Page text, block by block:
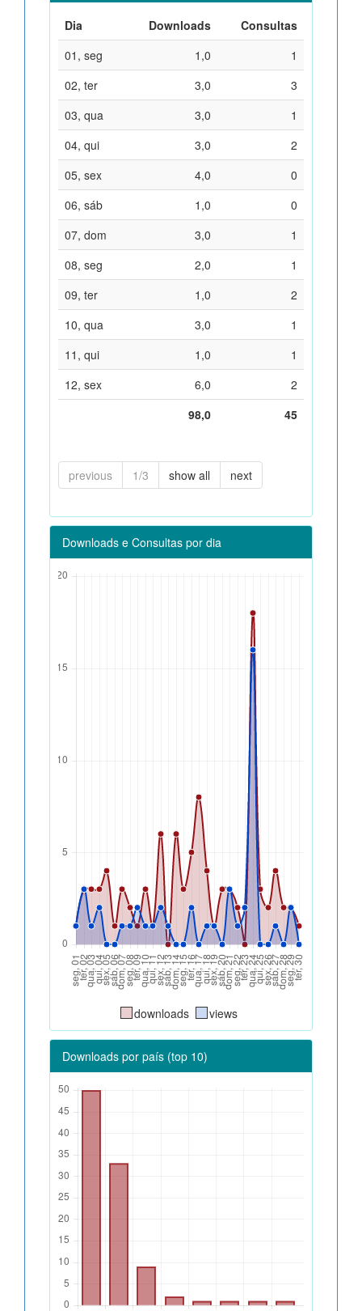
Dia Downloads
Consultas
01, seg
1,0
1
02, ter
3,0
3
03, qua
3,0
1
04, qui
3,0
2
05, sex
4,0
0
06, sáb
1,0
0
07, dom
3,0
1
08, seg
2,0
1
09, ter
1,0
2
10, qua
3,0
1
11, qui
1,0
1
12, sex
6,0
2
98,0
45
previous 1/3 show all next
Downloads e Consultas por dia
downloads views
Downloads por país (top 10)